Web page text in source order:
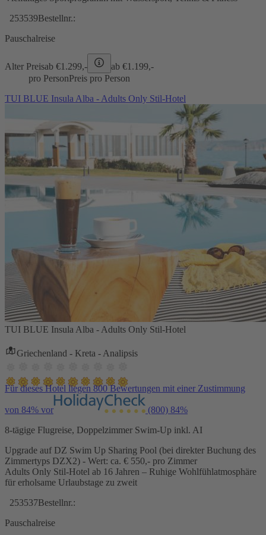
253539Bestellnr.:
Pauschalreise
Alter Preisab €1.299,- ab €1.199,-
pro PersonPreis pro Person
TUI BLUE Insula Alba - Adults Only Stil-Hotel
TUI BLUE Insula Alba - Adults Only Stil-Hotel
Griechenland - Kreta - Analipsis
Für dieses Hotel liegen 800 Bewertungen mit einer Zustimmung
von 84% vor (800) 84%
8-tägige Flugreise, Doppelzimmer Swim-Up inkl. AI
Upgrade auf DZ Swim Up Sharing Pool (bei direkter Buchung des
Zimmertyps DZX2) - Wert: ca. € 550,- pro Zimmer
Adults Only Stil-Hotel ab 16 Jahren – Ruhige Wohlfühlatmosphäre
für erholsame Urlaubstage zu zweit
253537Bestellnr.:
Pauschalreise